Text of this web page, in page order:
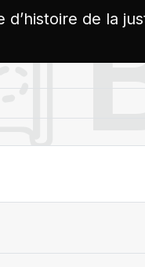
d’histoire de la